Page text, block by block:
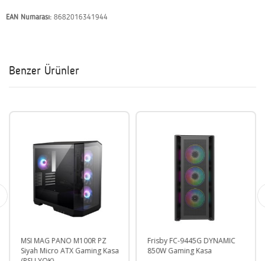
EAN Numarası: 8682016341944
Benzer Ürünler
MSI MAG PANO M100R PZ
Siyah Micro ATX Gaming Kasa
Frisby FC-9445G DYNAMIC
850W Gaming Kasa